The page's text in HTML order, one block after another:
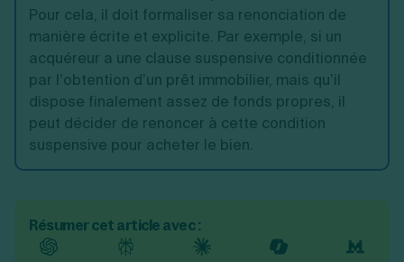
Pour cela, il doit formaliser sa renonciation de
manière écrite et explicite. Par exemple, si un
acquéreur a une clause suspensive conditionnée
par l’obtention d’un prêt immobilier, mais qu’il
dispose finalement assez de fonds propres, il
peut décider de renoncer à cette condition
suspensive pour acheter le bien.
Résumer cet article avec :